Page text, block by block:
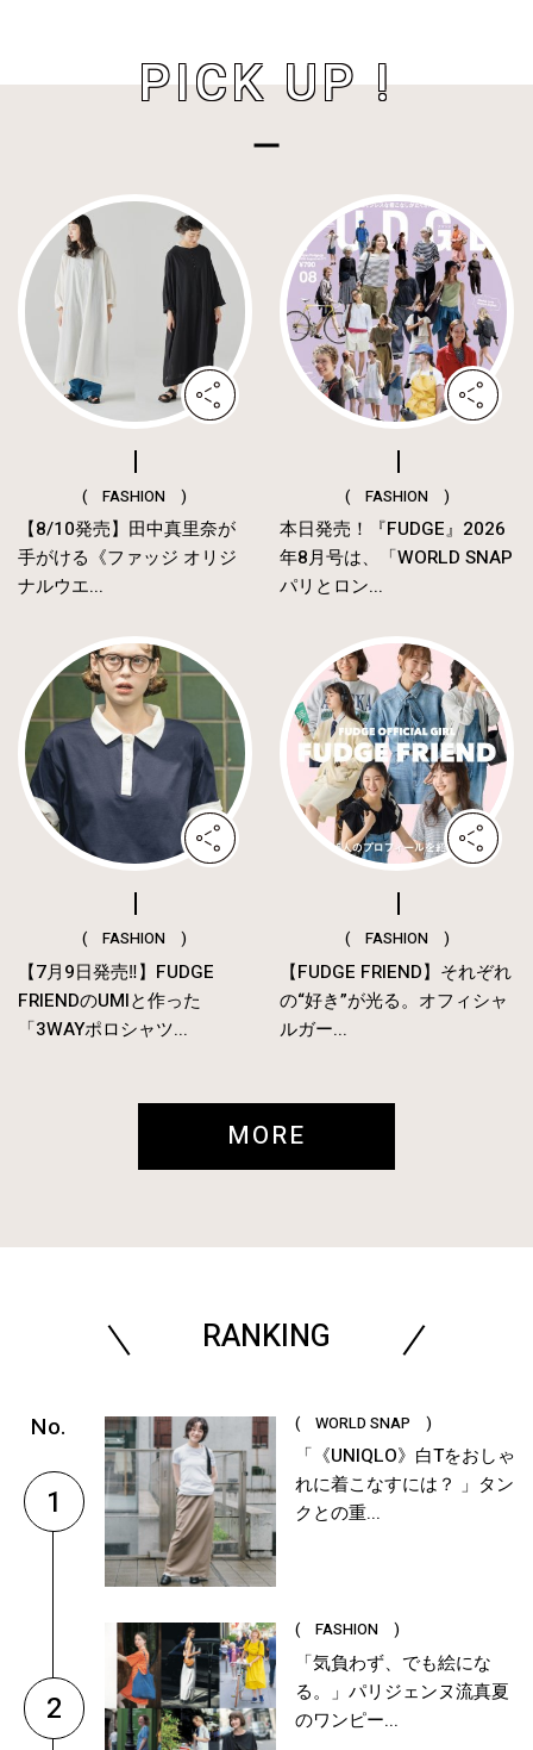
PICK UP !
( FASHION )
【8/10発売】田中真里奈が
手がける《ファッジ オリジ
ナルウエ...
( FASHION )
本日発売！『FUDGE』2026
年8月号は、「WORLD SNAP
パリとロン...
( FASHION )
【7月9日発売‼︎】FUDGE
FRIENDのUMIと作った
「3WAYポロシャツ...
( FASHION )
【FUDGE FRIEND】それぞれ
の“好き”が光る。オフィシャ
ルガー...
MORE
RANKING
1
( WORLD SNAP )
「《UNIQLO》白Tをおしゃ
れに着こなすには？ 」タン
クとの重...
2
( FASHION )
「気負わず、でも絵にな
る。」パリジェンヌ流真夏
のワンピー...